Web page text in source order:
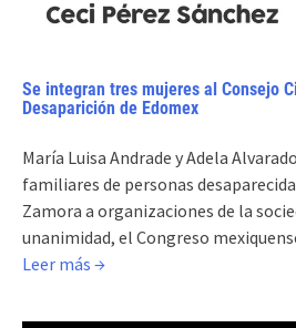
Se integran tres mujeres al Consejo
Desaparición de Edomex
María Luisa Andrade y Adela
familiares de personas
Zamora a organizaciones de la
unanimidad, el Congreso
Leer más →